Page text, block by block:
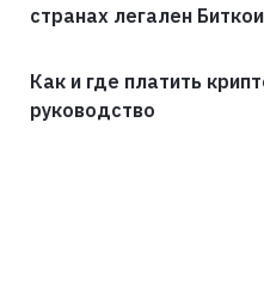
странах легален
Как и где платить
руководство